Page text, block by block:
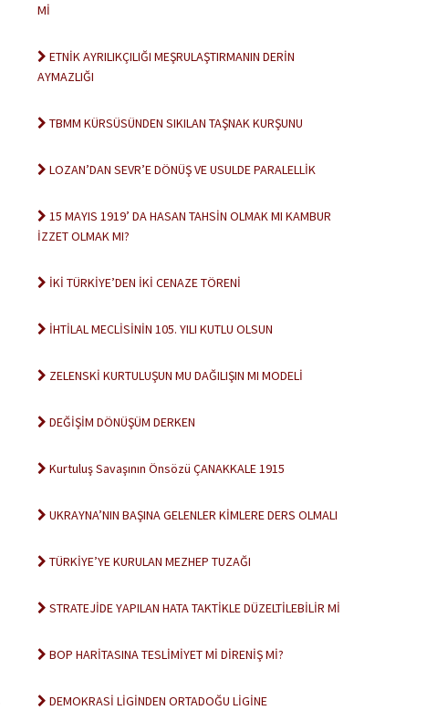
Mİ
ETNİK AYRILIKÇILIĞI MEŞRULAŞTIRMANIN DERİN
AYMAZLIĞI
TBMM KÜRSÜSÜNDEN SIKILAN TAŞNAK KURŞUNU
LOZAN’DAN SEVR’E DÖNÜŞ VE USULDE PARALELLİK
15 MAYIS 1919’ DA HASAN TAHSİN OLMAK MI KAMBUR
İZZET OLMAK MI?
İKİ TÜRKİYE’DEN İKİ CENAZE TÖRENİ
İHTİLAL MECLİSİNİN 105. YILI KUTLU OLSUN
ZELENSKİ KURTULUŞUN MU DAĞILIŞIN MI MODELİ
DEĞİŞİM DÖNÜŞÜM DERKEN
Kurtuluş Savaşının Önsözü ÇANAKKALE 1915
UKRAYNA’NIN BAŞINA GELENLER KİMLERE DERS OLMALI
TÜRKİYE’YE KURULAN MEZHEP TUZAĞI
STRATEJİDE YAPILAN HATA TAKTİKLE DÜZELTİLEBİLİR Mİ
BOP HARİTASINA TESLİMİYET Mİ DİRENİŞ Mİ?
DEMOKRASİ LİGİNDEN ORTADOĞU LİGİNE